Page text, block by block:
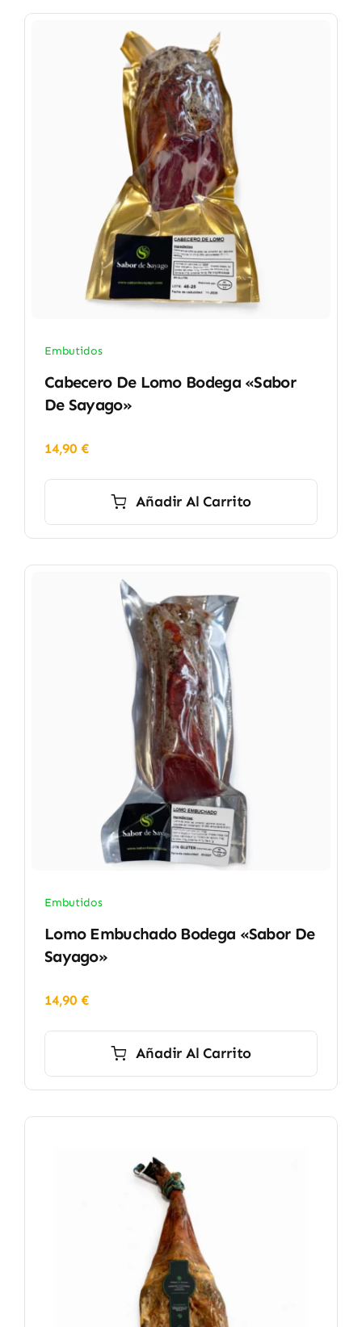
Embutidos
Cabecero De Lomo Bodega «Sabor
De Sayago»
14,90 €
Añadir Al Carrito
Embutidos
Lomo Embuchado Bodega «Sabor De
Sayago»
14,90 €
Añadir Al Carrito